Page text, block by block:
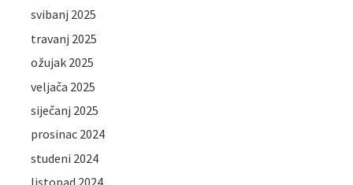
svibanj 2025
travanj 2025
ožujak 2025
veljača 2025
siječanj 2025
prosinac 2024
studeni 2024